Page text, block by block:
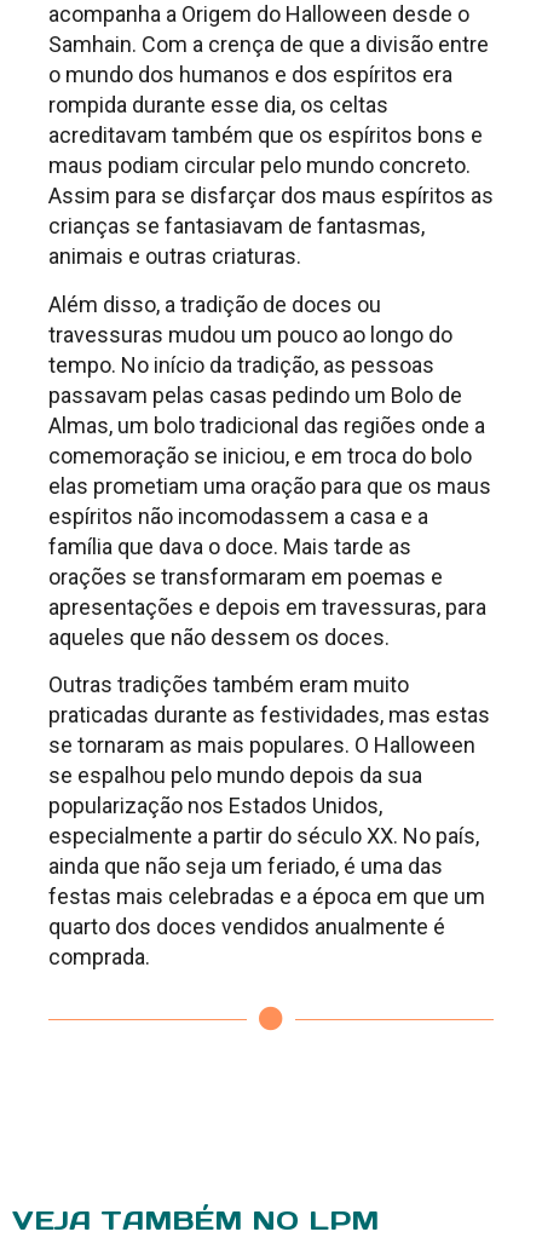
acompanha a Origem do Halloween desde o
Samhain. Com a crença de que a divisão entre
o mundo dos humanos e dos espíritos era
rompida durante esse dia, os celtas
acreditavam também que os espíritos bons e
maus podiam circular pelo mundo concreto.
Assim para se disfarçar dos maus espíritos as
crianças se fantasiavam de fantasmas,
animais e outras criaturas.
Além disso, a tradição de doces ou
travessuras mudou um pouco ao longo do
tempo. No início da tradição, as pessoas
passavam pelas casas pedindo um Bolo de
Almas, um bolo tradicional das regiões onde a
comemoração se iniciou, e em troca do bolo
elas prometiam uma oração para que os maus
espíritos não incomodassem a casa e a
família que dava o doce. Mais tarde as
orações se transformaram em poemas e
apresentações e depois em travessuras, para
aqueles que não dessem os doces.
Outras tradições também eram muito
praticadas durante as festividades, mas estas
se tornaram as mais populares. O Halloween
se espalhou pelo mundo depois da sua
popularização nos Estados Unidos,
especialmente a partir do século XX. No país,
ainda que não seja um feriado, é uma das
festas mais celebradas e a época em que um
quarto dos doces vendidos anualmente é
comprada.
VEJA TAMBÉM NO LPM